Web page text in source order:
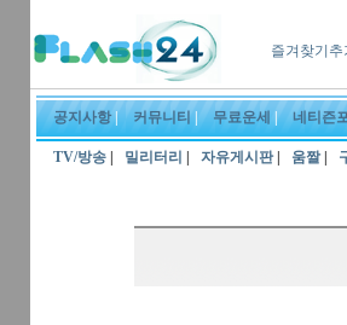
즐겨찾기
공지사항| 커뮤니티| 무료운세 |네티즌
TV/방송 밀리터리 |자유게시판| 움짤|